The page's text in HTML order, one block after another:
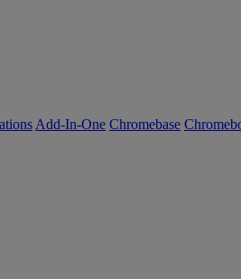
Add-In-One Chromebase